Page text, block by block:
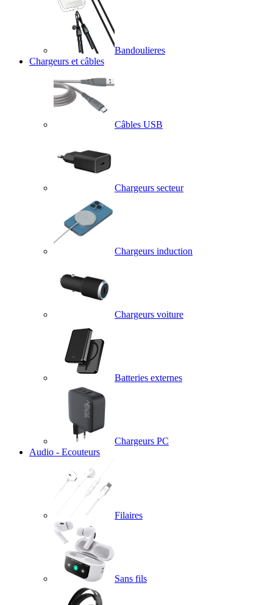
Bandoulieres
Chargeurs et câbles
Câbles USB
Chargeurs secteur
Chargeurs induction
Chargeurs voiture
Batteries externes
Chargeurs PC
Audio - Ecouteurs
Filaires
Sans fils